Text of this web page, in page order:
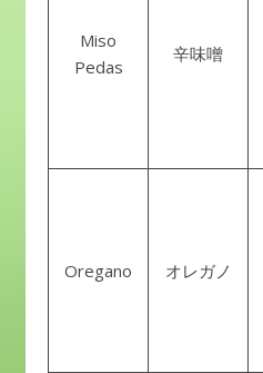
Miso
Pedas
辛味噌
Oregano オレガノ